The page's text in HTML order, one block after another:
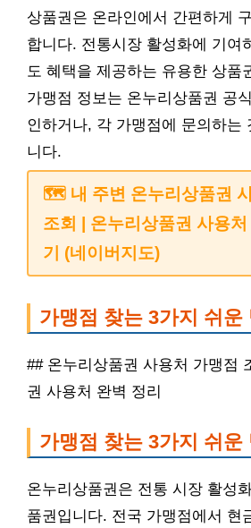
상품권은 온라인에서 간편하게
합니다. 전통시장 활성화에 기여
도 혜택을 제공하는 유용한 상품
가맹점 정보는 온누리상품권 공
인하거나, 각 가맹점에 문의하는
니다.
🗺️ 내 주변 온누리상품권
조회 | 온누리상품권 사용
기 (네이버지도)
가맹점 찾는 3가지 쉬운
## 온누리상품권 사용처 가맹점
권 사용처 완벽 정리
가맹점 찾는 3가지 쉬운
온누리상품권은 전통 시장 활성
품권입니다. 전국 가맹점에서 현